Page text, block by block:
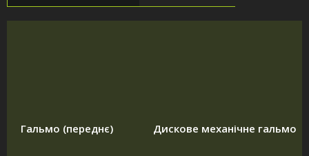
Гальмо (переднє) Дискове механічне гальмо